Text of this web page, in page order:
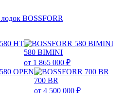
580 BIMINI
от 1 865 000 ₽
700 BR
от 4 500 000 ₽